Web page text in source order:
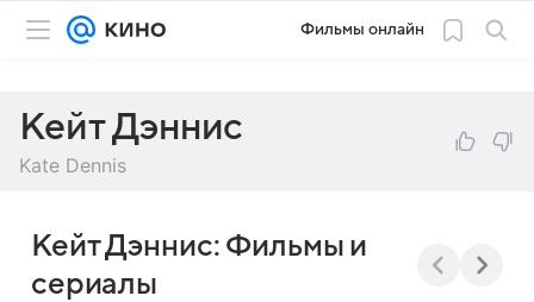
Фильмы онлайн
Кейт Дэннис
Kate Dennis
Кейт Дэннис: Фильмы и
сериалы